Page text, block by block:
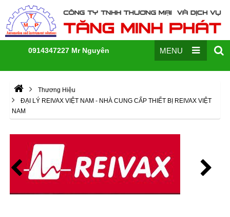
0914347227 Mr Nguyên MENU
Thương Hiệu
ĐẠI LÝ REIVAX VIỆT NAM - NHÀ CUNG CẤP THIẾT BỊ REIVAX VIỆT
NAM